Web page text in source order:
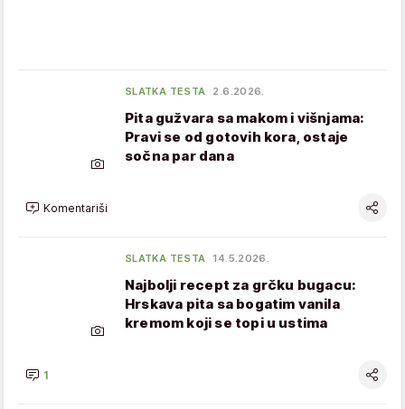
SLATKA TESTA 2.6.2026.
Pita gužvara sa makom i višnjama:
Pravi se od gotovih kora, ostaje
sočna par dana
Komentariši
SLATKA TESTA 14.5.2026.
Najbolji recept za grčku bugacu:
Hrskava pita sa bogatim vanila
kremom koji se topi u ustima
1